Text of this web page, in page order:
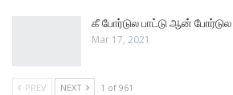
கீ போர்டுல பாட்டு ஆன்
Mar 17, 2021
PREV NEXT 1 of 961